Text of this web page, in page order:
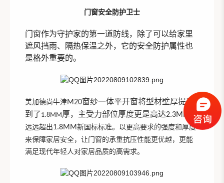
门窗安全防护卫士
门窗作为守护家的第一道防线，除了可以给家里
遮风挡雨、隔热保温之外，它的安全防护属性也
是格外重要的。
美加德尚牛津M20窗纱一体平开窗将型材壁厚提升
到了 1.8MM厚，主受力部位厚度更是高达2.3MM
，
远远超出1.8MM新国标标准。以更高要求的强度和厚度
来保障家居安全，让门窗的承重抗压性能更优越，更能
满足现代年轻人对家居品质的高需求。